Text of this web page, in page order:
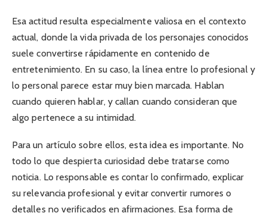
Esa actitud resulta especialmente valiosa en el contexto
actual, donde la vida privada de los personajes conocidos
suele convertirse rápidamente en contenido de
entretenimiento. En su caso, la línea entre lo profesional y
lo personal parece estar muy bien marcada. Hablan
cuando quieren hablar, y callan cuando consideran que
algo pertenece a su intimidad.
Para un artículo sobre ellos, esta idea es importante. No
todo lo que despierta curiosidad debe tratarse como
noticia. Lo responsable es contar lo confirmado, explicar
su relevancia profesional y evitar convertir rumores o
detalles no verificados en afirmaciones. Esa forma de